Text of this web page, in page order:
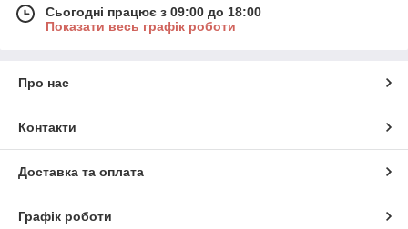
Сьогодні працює з 09:00 до 18:00
Показати весь графік роботи
Про нас
Контакти
Доставка та оплата
Графік роботи